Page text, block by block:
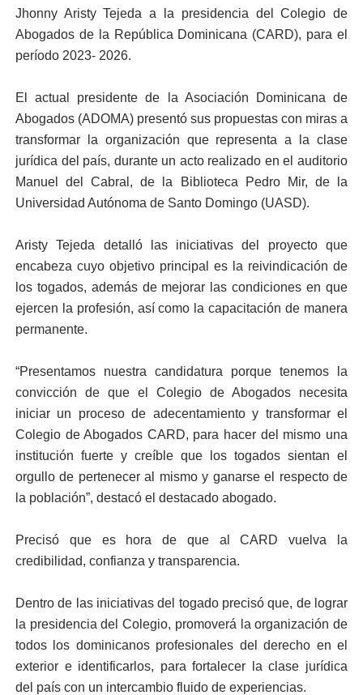
Jhonny Aristy Tejeda a la presidencia del Colegio de
Abogados de la República Dominicana (CARD), para el
período 2023- 2026.
El actual presidente de la Asociación Dominicana de
Abogados (ADOMA) presentó sus propuestas con miras a
transformar la organización que representa a la clase
jurídica del país, durante un acto realizado en el auditorio
Manuel del Cabral, de la Biblioteca Pedro Mir, de la
Universidad Autónoma de Santo Domingo (UASD).
Aristy Tejeda detalló las iniciativas del proyecto que
encabeza cuyo objetivo principal es la reivindicación de
los togados, además de mejorar las condiciones en que
ejercen la profesión, así como la capacitación de manera
permanente.
“Presentamos nuestra candidatura porque tenemos la
convicción de que el Colegio de Abogados necesita
iniciar un proceso de adecentamiento y transformar el
Colegio de Abogados CARD, para hacer del mismo una
institución fuerte y creíble que los togados sientan el
orgullo de pertenecer al mismo y ganarse el respecto de
la población”, destacó el destacado abogado.
Precisó que es hora de que al CARD vuelva la
credibilidad, confianza y transparencia.
Dentro de las iniciativas del togado precisó que, de lograr
la presidencia del Colegio, promoverá la organización de
todos los dominicanos profesionales del derecho en el
exterior e identificarlos, para fortalecer la clase jurídica
del país con un intercambio fluido de experiencias.